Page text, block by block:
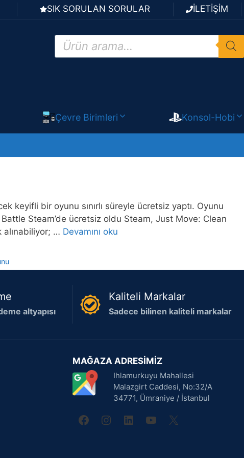
SIK SORULAN SORULAR İLETİŞİM
Products
search
Çevre Birimleri Konsol-Hobi
keyifli bir oyunu sınırlı süreyle ücretsiz yaptı. Oyunu
Steam’de ücretsiz oldu Steam, Just Move: Clean
alınabiliyor; … Devamını oku
altyapısı
Kaliteli Markalar
Sadece bilinen kaliteli markalar
MAĞAZA ADRESİMİZ
Ihlamurkuyu Mahallesi
Malazgirt Caddesi, No:32/A
34771, Ümraniye / İstanbul
facebook
instagram
linkedinyoutube
X